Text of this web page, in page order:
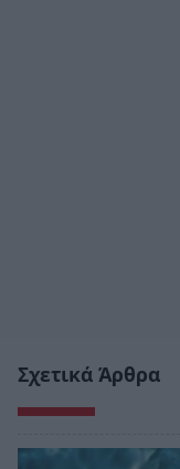
Σχετικά Άρθρα